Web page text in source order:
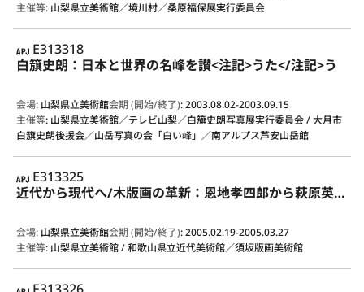
主催等: 山梨県立美術館／境川村／桑原福保展実行委員会
APJ
E313318
白簱史朗：日本と世界の名峰を讃<注記>うた</注記>う
会場: 山梨県立美術館会期 (開始/終了):2003.08.02-2003.09.15
主催等: 山梨県立美術館／テレビ山梨／白簱史朗写真展実行委員会 / 大月市
白簱史朗後援会／山岳写真の会「白い峰」／南アルプス芦安山岳館
APJ
E313325
近代から現代へ/木版画の革新：恩地孝四郎から萩原英雄まで
会場: 山梨県立美術館会期 (開始/終了):2005.02.19-2005.03.27
主催等: 山梨県立美術館 / 和歌山県立近代美術館／須坂版画美術館